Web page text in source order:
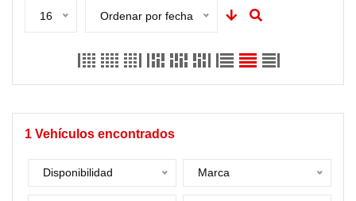
16 Ordenar por fecha
1 Vehículos encontrados
Disponibilidad Marca